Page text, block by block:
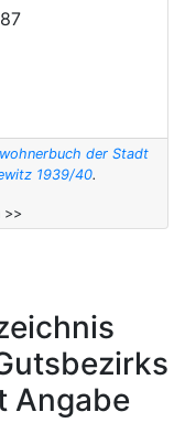
der Stadt
1939/40.
>>
Angabe